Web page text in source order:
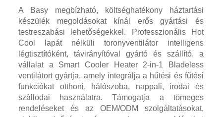
A Basy megbízható, költséghatékony háztartási
készülék megoldásokat kínál erős gyártási és
testreszabási lehetőségekkel. Professzionális Hot
Cool lapát nélküli toronyventilátor intelligens
légtisztítóként, távirányítóval gyártó és szállító, a
vállalat a Smart Cooler Heater 2-in-1 Bladeless
ventilátort gyártja, amely integrálja a hűtési és fűtési
funkciókat otthoni, hálószoba, nappali, irodai és
szállodai használatra. Támogatja a tömeges
rendeléseket és az OEM/ODM szolgáltatásokat,